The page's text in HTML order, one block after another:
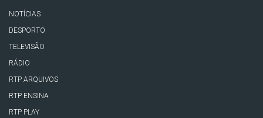
NOTÍCIAS
DESPORTO
TELEVISÃO
RÁDIO
RTP ARQUIVOS
RTP ENSINA
RTP PLAY